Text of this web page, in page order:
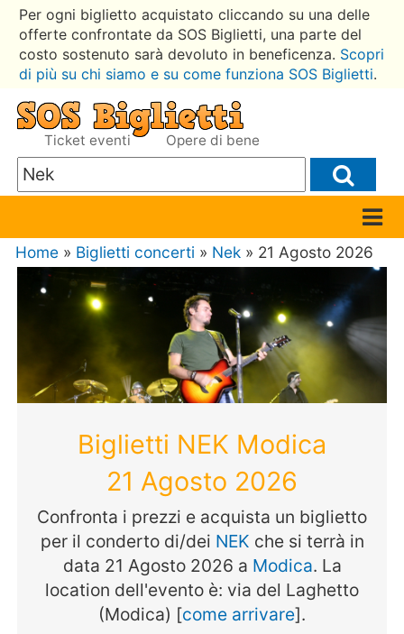
Per ogni biglietto acquistato cliccando su una delle
offerte confrontate da SOS Biglietti, una parte del
costo sostenuto sarà devoluto in beneficenza. Scopri
di più su chi siamo e su come funziona SOS Biglietti.
Ticket eventi Opere di bene
Home » Biglietti concerti » Nek » 21 Agosto 2026
Biglietti NEK Modica
21 Agosto 2026
Confronta i prezzi e acquista un biglietto
per il conderto di/dei NEK che si terrà in
data 21 Agosto 2026 a Modica. La
location dell'evento è: via del Laghetto
(Modica) [come arrivare].